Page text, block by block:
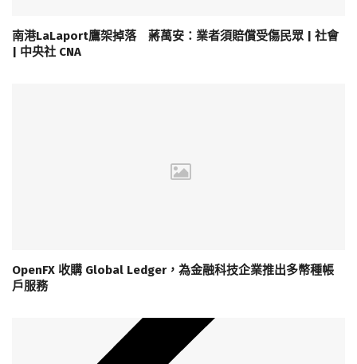
南港LaLaport鷹架掉落 蔣萬安：業者須賠償受傷民眾 | 社會
| 中央社 CNA
OpenFX 收購 Global Ledger，為金融科技企業推出多幣種帳
戶服務